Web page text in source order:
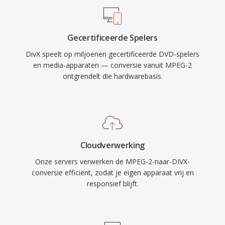
schijven die wereldwijd in omloop zijn.
ondertiteling en alternatieve audiotracks, wat
dvd-achtige functionaliteit naar digitale
bestanden brengt. DivX-certificering werd één
veelvoorkomend label op
consumentenelektronica, met duizenden dvd-
spelers en andere apparaten die DivX-
variabele bitratecodering die meer data
statische, wat resulteert in consistente visuele
kwaliteit door de hele video.
Gecertificeerde Spelers
DivX speelt op miljoenen gecertificeerde DVD-spelers
en media-apparaten — conversie vanuit MPEG-2
ontgrendelt die hardwarebasis.
Cloudverwerking
Onze servers verwerken de MPEG-2-naar-DIVX-
conversie efficiënt, zodat je eigen apparaat vrij en
responsief blijft.